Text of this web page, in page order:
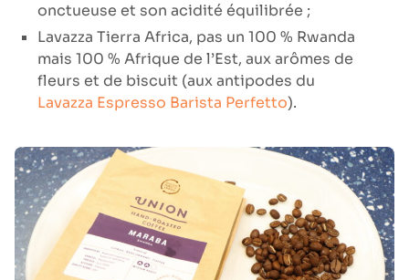
onctueuse et son acidité équilibrée ;
Lavazza Tierra Africa, pas un 100 % Rwanda
mais 100 % Afrique de l’Est, aux arômes de
fleurs et de biscuit (aux antipodes du
Lavazza Espresso Barista Perfetto).